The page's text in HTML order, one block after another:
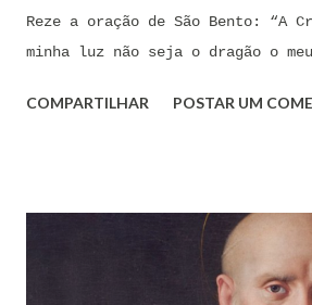
Reze a oração de São Bento: “A
minha luz não seja o dragão o
que me ofereces, bebe tu mesmo
Aleluia!” Proclame com fé e
te confunda satã, confunda-te o
3,2) Reze: Ave Maria cheia de
COMPARTILHAR POSTAR UM